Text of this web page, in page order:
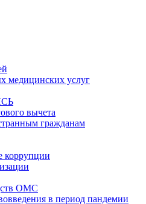
медицинских услуг
вычета
гражданам
коррупции
ОМС
в период пандемии